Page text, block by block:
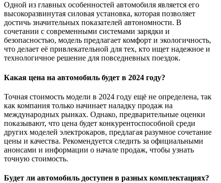
Одной из главных особенностей автомобиля является его
высокоразвинутая силовая установка, которая позволяет
достичь значительных показателей автономности. В
сочетании с современными системами зарядки и
безопасностью, модель предлагает комфорт и экологичность,
что делает её привлекательной для тех, кто ищет надежное и
технологичное решение для повседневных поездок.
Какая цена на автомобиль будет в 2024 году?
Точная стоимость модели в 2024 году ещё не определена, так
как компания только начинает наладку продаж на
международных рынках. Однако, предварительные оценки
показывают, что цена будет конкурентоспособной среди
других моделей электрокаров, предлагая разумное сочетание
цены и качества. Рекомендуется следить за официальными
анонсами и информации о начале продаж, чтобы узнать
точную стоимость.
Будет ли автомобиль доступен в разных комплектациях?